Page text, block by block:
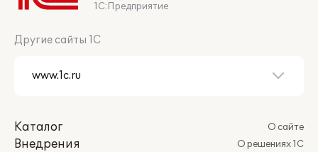
1С:Предприятие
Другие сайты 1С
Каталог
Внедрения
О сайте
О решениях 1С